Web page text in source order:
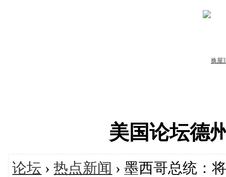
美国论坛德
论坛 ›热点新闻 › 墨西哥总统：